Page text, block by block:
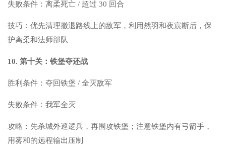
失败条件：离柔死亡 / 超过 30 回合
技巧：优先清理撤退路线上的敌军，利用然羽和夜宸断后，保
护离柔和法师部队
10. 第十关：铁堡夺还战
胜利条件：夺回铁堡 / 全灭敌军
失败条件：我军全灭
攻略：先杀城外巡逻兵，再围攻铁堡；注意铁堡内有弓箭手，
用雾和的远程输出压制